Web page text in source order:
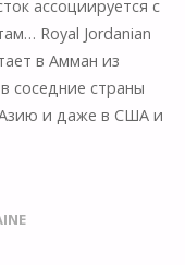
ассоциируется с
Royal Jordanian
в Амман из
соседние страны
и даже в США и